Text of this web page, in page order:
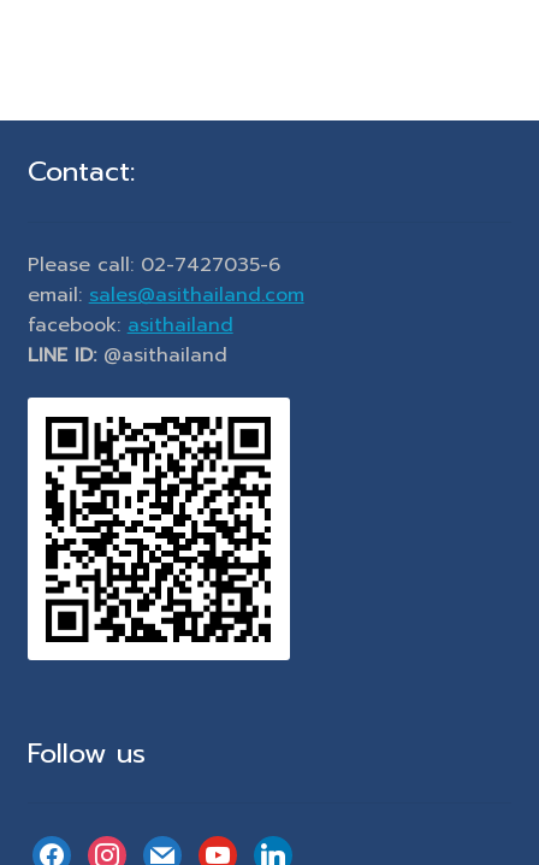
Contact:
Please call: 02-7427035-6
email: sales@asithailand.com
facebook: asithailand
LINE ID:@asithailand
Follow us
facebookinstagram
mail youtubelinkedin